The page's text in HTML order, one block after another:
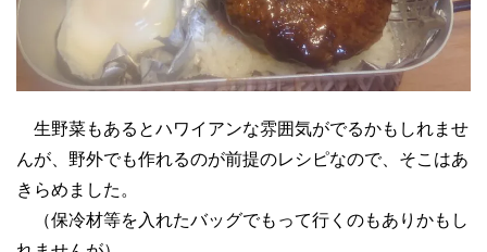
生野菜もあるとハワイアンな雰囲気がでるかもしれませ
んが、野外でも作れるのが前提のレシピなので、そこはあ
きらめました。
（保冷材等を入れたバッグでもって行くのもありかもし